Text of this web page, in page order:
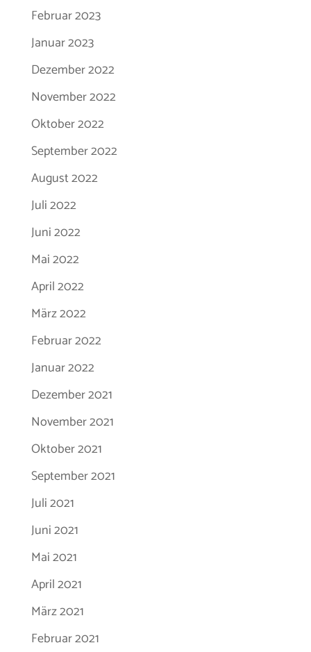
Februar 2023
Januar 2023
Dezember 2022
November 2022
Oktober 2022
September 2022
August 2022
Juli 2022
Juni 2022
Mai 2022
April 2022
März 2022
Februar 2022
Januar 2022
Dezember 2021
November 2021
Oktober 2021
September 2021
Juli 2021
Juni 2021
Mai 2021
April 2021
März 2021
Februar 2021